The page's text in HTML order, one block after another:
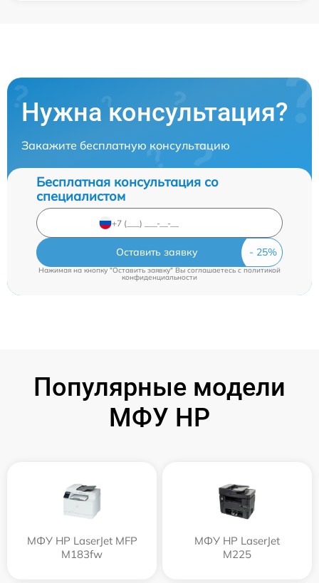
Нужна консультация?
Закажите бесплатную консультацию
Бесплатная консультация со
специалистом
Оставить заявку
Нажимая на кнопку "Оставить заявку" Вы соглашаетесь cполитикой
конфиденциальности
Популярные модели
МФУ HP
МФУ HP LaserJet MFP
M183fw
МФУ HP LaserJet
M225